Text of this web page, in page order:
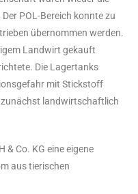
POL-Bereich konnte zu
übernommen werden.
Landwirt gekauft
Die Lagertanks
mit Stickstoff
landwirtschaftlich
& Co. KG eine eigene
aus tierischen